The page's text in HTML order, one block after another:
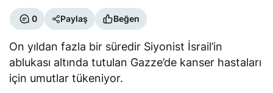
0 Paylaş Beğen
On yıldan fazla bir süredir Siyonist İsrail’in
ablukası altında tutulan Gazze’de kanser hastaları
için umutlar tükeniyor.